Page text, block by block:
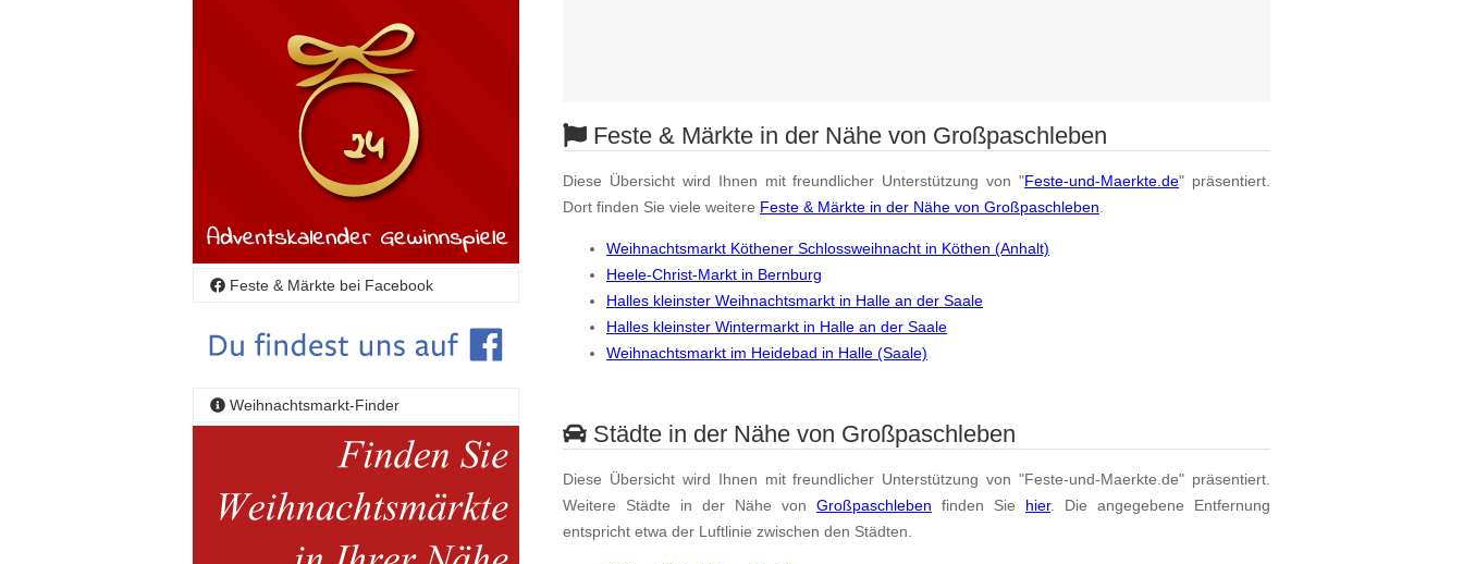
Feste & Märkte in der Nähe von Großpaschleben
Diese Übersicht wird Ihnen mit freundlicher Unterstützung von "Feste-und-Maerkte.de" präsentiert.
Dort finden Sie viele weitere Feste & Märkte in der Nähe von Großpaschleben
Weihnachtsmarkt Köthener Schlossweihnacht in Köthen (Anhalt)
Heele-Christ-Markt in Bernburg
Halles kleinster Weihnachtsmarkt in Halle an der Saale
Halles kleinster Wintermarkt in Halle an der Saale
Weihnachtsmarkt im Heidebad in Halle (Saale)
Städte in der Nähe von Großpaschleben
Diese Übersicht wird Ihnen mit freundlicher Unterstützung von "Feste-und-Maerkte.de" präsentiert.
Weitere Städte in der Nähe von Großpaschleben finden Sie hier. Die angegebene Entfernung
entspricht etwa der Luftlinie zwischen den Städten.
Feste & Märkte bei Facebook
Weihnachtsmarkt-Finder